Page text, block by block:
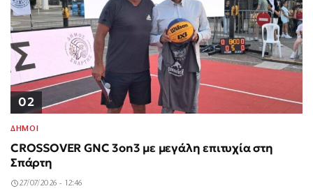
02
ΔΗΜΟΙ
CROSSOVER GNC 3on3 με μεγάλη επιτυχία στη
Σπάρτη
27/07/2026 - 12:46